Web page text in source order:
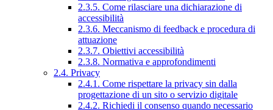
2.3.5. Come rilasciare una dichiarazione di
accessibilità
2.3.6. Meccanismo di feedback e procedura di
attuazione
2.3.7. Obiettivi accessibilità
2.3.8. Normativa e approfondimenti
2.4. Privacy
2.4.1. Come rispettare la privacy sin dalla
progettazione di un sito o servizio digitale
2.4.2. Richiedi il consenso quando necessario